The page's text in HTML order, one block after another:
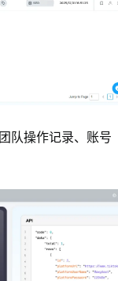
队操作记录、账号